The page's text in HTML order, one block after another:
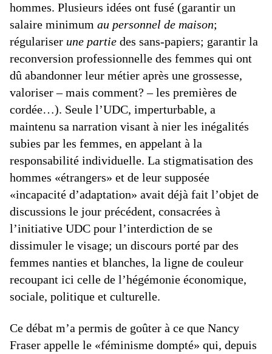
hommes. Plusieurs idées ont fusé (garantir un
salaire minimum au personnel de maison;
régulariser une partie des sans-papiers; garantir la
reconversion professionnelle des femmes qui ont
dû abandonner leur métier après une grossesse,
valoriser – mais comment? – les premières de
cordée…). Seule l’UDC, imperturbable, a
maintenu sa narration visant à nier les inégalités
subies par les femmes, en appelant à la
responsabilité individuelle. La stigmatisation des
hommes «étrangers» et de leur supposée
«incapacité d’adaptation» avait déjà fait l’objet de
discussions le jour précédent, consacrées à
l’initiative UDC pour l’interdiction de se
dissimuler le visage; un discours porté par des
femmes nanties et blanches, la ligne de couleur
recoupant ici celle de l’hégémonie économique,
sociale, politique et culturelle.
Ce débat m’a permis de goûter à ce que Nancy
Fraser appelle le «féminisme dompté» qui, depuis